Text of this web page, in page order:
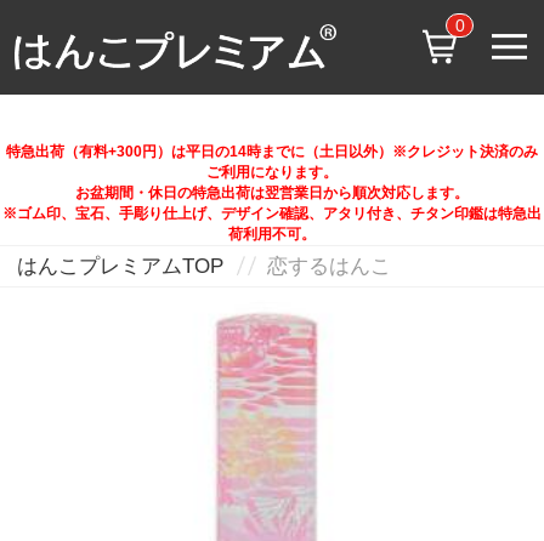
0
特急出荷（有料+300円）は平日の14時までに（土日以外）※クレジット決済のみ
ご利用になります。
お盆期間・休日の特急出荷は翌営業日から順次対応します。
※ゴム印、宝石、手彫り仕上げ、デザイン確認、アタリ付き、チタン印鑑は特急出
荷利用不可。
はんこプレミアムTOP 恋するはんこ